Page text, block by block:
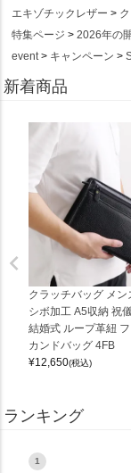
エキゾチックレザー
特集ページ
2026年の
event
キャンペーン
新着商品
クラッチバッグ メン
シボ加工 A5収納 祝
結婚式 ループ革紐
カンドバッグ 4FB
¥12,650(税込)
ランキング
1